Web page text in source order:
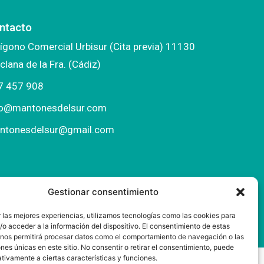
Gestionar consentimiento
las mejores experiencias, utilizamos tecnologías como las cookies para
o acceder a la información del dispositivo. El consentimiento de estas
permitirá procesar datos como el comportamiento de navegación o las
únicas en este sitio. No consentir o retirar el consentimiento, puede
a ciertas características y funciones.
Comercial Urbisur (Cita previa) 11130
de la Fra. (Cádiz)
457 908